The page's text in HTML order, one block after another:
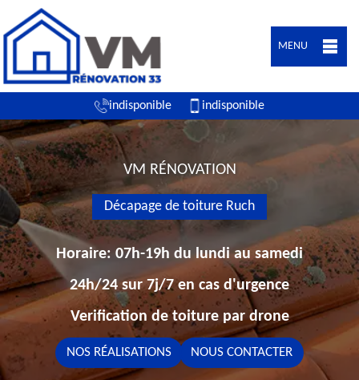
MENU
indisponible indisponible
VM RÉNOVATION
Décapage de toiture Ruch
Horaire: 07h-19h du lundi au samedi
24h/24 sur 7j/7 en cas d'urgence
Verification de toiture par drone
NOS RÉALISATIONS NOUS CONTACTER